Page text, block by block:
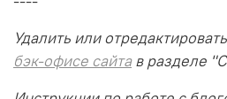
Удалить или
бэк-офисе сайтав разделе